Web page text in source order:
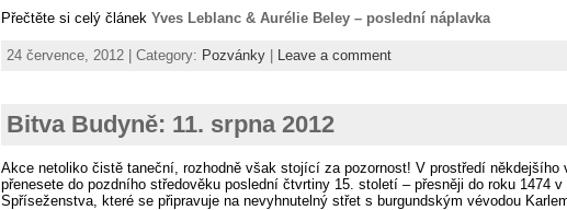
Přečtěte si celý článek Yves Leblanc & Aurélie Beley – poslední náplavka
24 července, 2012 | Category: Pozvánky| Leave a comment
Bitva Budyně: 11. srpna 2012
Akce netoliko čistě taneční, rozhodně však stojící za pozornost! V prostředí někdejšího
přenesete do pozdního středověku poslední čtvrtiny 15. století – přesněji do roku 1474
Spříseženstva, které se připravuje na nevyhnutelný střet s burgundským vévodou